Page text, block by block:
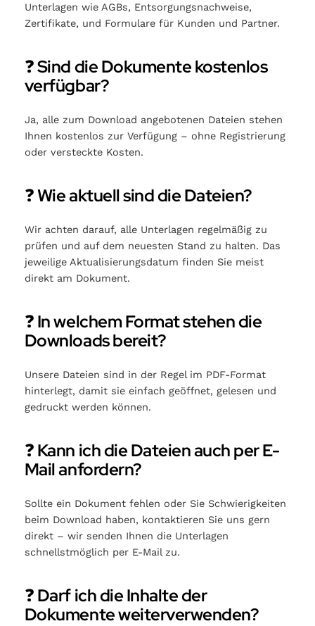
Unterlagen wie AGBs, Entsorgungsnachweise,
Zertifikate, und Formulare für Kunden und Partner.
❓Sind die Dokumente kostenlos
verfügbar?
Ja, alle zum Download angebotenen Dateien stehen
Ihnen kostenlos zur Verfügung – ohne Registrierung
oder versteckte Kosten.
❓Wie aktuell sind die Dateien?
Wir achten darauf, alle Unterlagen regelmäßig zu
prüfen und auf dem neuesten Stand zu halten. Das
jeweilige Aktualisierungsdatum finden Sie meist
direkt am Dokument.
❓In welchem Format stehen die
Downloads bereit?
Unsere Dateien sind in der Regel im PDF-Format
hinterlegt, damit sie einfach geöffnet, gelesen und
gedruckt werden können.
❓Kann ich die Dateien auch per E-
Mail anfordern?
Sollte ein Dokument fehlen oder Sie Schwierigkeiten
beim Download haben, kontaktieren Sie uns gern
direkt – wir senden Ihnen die Unterlagen
schnellstmöglich per E-Mail zu.
❓Darf ich die Inhalte der
Dokumente weiterverwenden?